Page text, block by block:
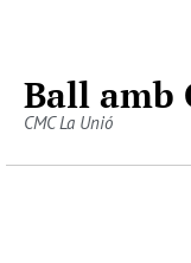
Ball amb
CMC La Unió